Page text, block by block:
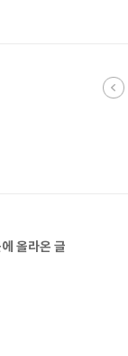
등 여러 원인으로
인에게 곧바로 청
올라온 글